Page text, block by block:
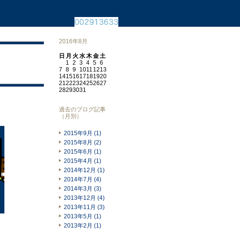
2016年8月
日 月 火 水木金土
1 2 3 4 5 6
7 8 9 1011 1213
14151617181920
21222324252627
28293031
過去のブログ記事
（月別）
2015年9月 (1)
2015年8月 (2)
2015年6月 (1)
2015年4月 (1)
2014年12月 (1)
2014年7月 (4)
2014年3月 (3)
2013年12月 (4)
2013年11月 (3)
2013年5月 (1)
2013年2月 (1)